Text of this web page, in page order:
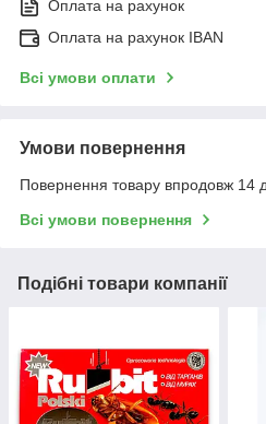
Оплата на рахунок
Оплата на рахунок IBAN
Всі умови оплати
Умови повернення
Повернення товару впродовж 14
Всі умови повернення
Подібні товари компанії